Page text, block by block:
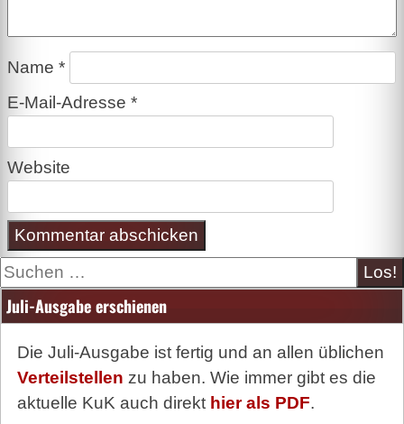
Name *
E-Mail-Adresse *
Website
Suche
Juli-Ausgabe erschienen
Die Juli-Ausgabe ist fertig und an allen üblichen
Verteilstellen zu haben. Wie immer gibt es die
aktuelle KuK auch direkt hier als PDF.